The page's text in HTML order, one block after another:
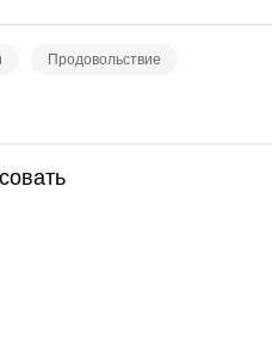
Продовольствие